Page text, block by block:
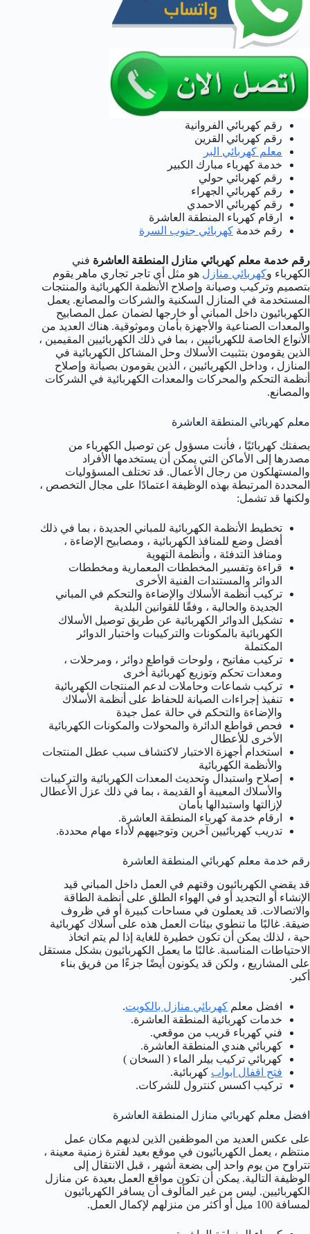
رقم كهربائي الفروانية
رقم كهربائي القرين
معلم كهربائي البر
خدمة كهرباء مبارك الكبير
رقم كهربائي حولي
رقم كهربائي الجهراء
رقم كهربائي الاحمدي
ارقام كهرباء المنطقة العاشرة
رقم خدمة كهربائي جنوب السرة
رقم خدمة معلم كهربائي منازل المنطقة العاشرة فني
الكهرباء وكهربائي منازل هو مثل أي تاجر تجاري ماهر يقوم
بتصميم وتركيب وصيانة وإصلاح الأنظمة الكهربائية والمنتجات
المستخدمة في المنازل السكنية والشركات والمصانع. يعمل
الكهربائيون داخل المباني أو خارجها لضمان عمل المصابيح
والمعدات الصناعية والأجهزة بأمان وموثوقية. هناك العديد من
الأنواع الخاصة للكهربائيين ، بما في ذلك الكهربائيين المقيمين ،
الذين يقومون بتثبيت الأسلاك وحل المشاكل الكهربائية في
المنازل ، وداخل الكهربائيين ، الذين يقومون بصيانة وإصلاح
أنظمة التحكم والمحركات والمعدات الكهربائية في الشركات
والمصانع.
معلم كهربائي المنطقة العاشرة
بصفتك كهربائيًا ، فأنت مسؤول عن توصيل الكهرباء من
مصدرها إلى الأماكن التي يمكن أن يستخدمها الأفراد
والمستهلكون من رجال الأعمال. قد تختلف المسؤوليات
المحددة المرتبطة بهذه الوظيفة اعتمادًا على مجال التخصص ،
ولكنها قد تشمل:
تخطيط الأنظمة الكهربائية للمباني الجديدة ، بما في ذلك
أفضل وضع للمنافذ الكهربائية ، ومصابيح الإضاءة ،
ومنافذ التدفئة ، وأنظمة التهوية
قراءة وتفسير المخططات المعمارية ومخططات
الدوائر والمستندات الفنية الأخرى
تركيب أنظمة الأسلاك والإضاءة والتحكم في المباني
الجديدة والحالية ، وفقًا للقوانين البلدية
تشكيل الدوائر الكهربائية عن طريق توصيل الأسلاك
الكهربائية بالمكونات والتركيبات واختبار الدوائر
المكتملة
تركيب مفاتيح ، ولوحات قواطع دوائر ، ومرحلات ،
ومعدات تحكم وتوزيع كهربائية أخرى
تركيب شماعات وحاملات لدعم المنتجات الكهربائية
تنفيذ إجراءات الصيانة للحفاظ على أنظمة الأسلاك
والإضاءة والتحكم في حالة عمل جيدة
فحص قواطع الدائرة والمحولات والمكونات الكهربائية
الأخرى للأعطال
استخدام أجهزة الاختبار لاكتشاف سبب عطل المنتجات
والأنظمة الكهربائية
إصلاح واستبدال وتحديث المعدات الكهربائية والتركيبات
والأسلاك المعيبة أو القديمة ، بما في ذلك عزل الأعطال
لإزالتها واستبدالها بأمان
ارقام خدمة كهرباء المنطقة العاشرة.
تدريب كهربائيين آخرين وتوجيههم لأداء مهام محددة.
رقم خدمة معلم كهربائي المنطقة العاشرة
قد يقضي الكهربائيون وقتهم في العمل داخل المباني قيد
الإنشاء أو التجديد أو في الهواء الطلق على أنظمة الطاقة
والاتصالات. قد يعملون في مساحات كبيرة أو في ظروف
ضيقة. غالبًا ما تنطوي بيئات العمل هذه على أسلاك كهربائية
حية ، لذلك يمكن أن تكون خطيرة للغاية إذا لم يتم اتخاذ
الاحتياطات المناسبة. غالبًا ما يعمل الكهربائيون بشكل مستقل
على المشاريع ، ولكن قد يكونون أيضًا جزءًا من فريق بناء
أكبر.
افضل معلم كهربائي منازل بالكويت.
خدمات كهربائية المنطقة العاشرة.
فني كهرباء قريب من موقعي.
كهربائي هندي المنطقة العاشرة.
كهربائي تركيب بيلر الماء ( السخان )
فتح اقفال ابواب كهربائية.
تركيب اكسس كنترول للشركات.
افضل معلم كهربائي منازل المنطقة العاشرة
على عكس العديد من الموظفين الذين لديهم مكان عمل
منتظم ، يعمل الكهربائيون في موقع بعيد لفترة زمنية معينة ،
تتراوح من يوم واحد إلى بضعة أشهر ، قبل الانتقال إلى
الوظيفة التالية. يمكن أن تكون مواقع العمل بعيدة عن منازل
الكهربائيين. ليس من غير المألوف أن يسافر الكهربائيون
لمسافة 100 ميل أو أكثر من منزلهم لإكمال العمل.